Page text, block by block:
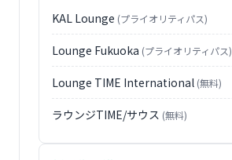
KAL Lounge (プライオリティパス)
Lounge Fukuoka (プライオリティパス)
Lounge TIME International (無料)
ラウンジTIME/サウス (無料)